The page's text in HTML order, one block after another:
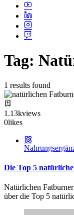
Tag:
1 results found
1.13kviews
0likes
Die Top 5
Natürlichen
über die Top 5